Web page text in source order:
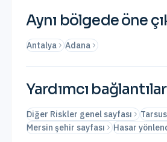
Aynı bölgede öne
Antalya Adana
Yardımcı bağlantılar
Diğer Riskler genel sayfası
Mersin şehir sayfası
Hasar